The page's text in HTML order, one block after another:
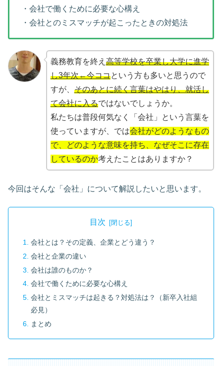
・会社で働くために必要な心構え
・会社とのミスマッチが起こったときの対処法
義務教育を終え 高等学校を卒業し大学に進学
し3年次←今ココという方も多いと思うので
すが、 そのあとに続く言葉はやはり、就活し
て会社に入るではないでしょうか。
私たちは普段何気なく「会社」という言葉を
使っていますが、では会社がどのようなもの
で、どのような意味を持ち、なぜそこに存在
しているのか考えたことはありますか？
今回はそんな「会社」について解説したいと思います。
目次
会社とは？その定義、企業とどう違う？
会社と企業の違い
会社は誰のものか？
会社で働くために必要な心構え
会社とミスマッチは起きる？対処法は？（新卒入社組
必見）
まとめ